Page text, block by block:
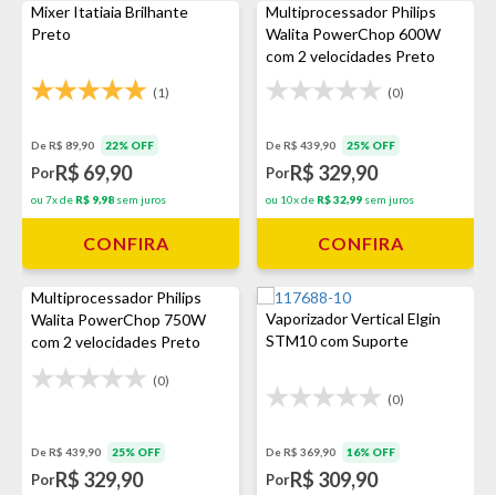
Mixer Itatiaia Brilhante
Preto
(1)
De R$ 89,90 22% OFF
PorR$ 69,90
ou 7x de R$ 9,98 sem juros
CONFIRA
Multiprocessador Philips
Walita PowerChop 600W
com 2 velocidades Preto
(0)
De R$ 439,90 25% OFF
PorR$ 329,90
ou 10x de R$ 32,99 sem juros
CONFIRA
Multiprocessador Philips
Walita PowerChop 750W
com 2 velocidades Preto
(0)
De R$ 439,90 25% OFF
PorR$ 329,90
Vaporizador Vertical Elgin
STM10 com Suporte
(0)
De R$ 369,90 16% OFF
PorR$ 309,90